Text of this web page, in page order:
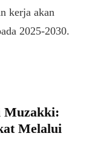
kerja akan
2025-2030.
Muzakki:
Melalui